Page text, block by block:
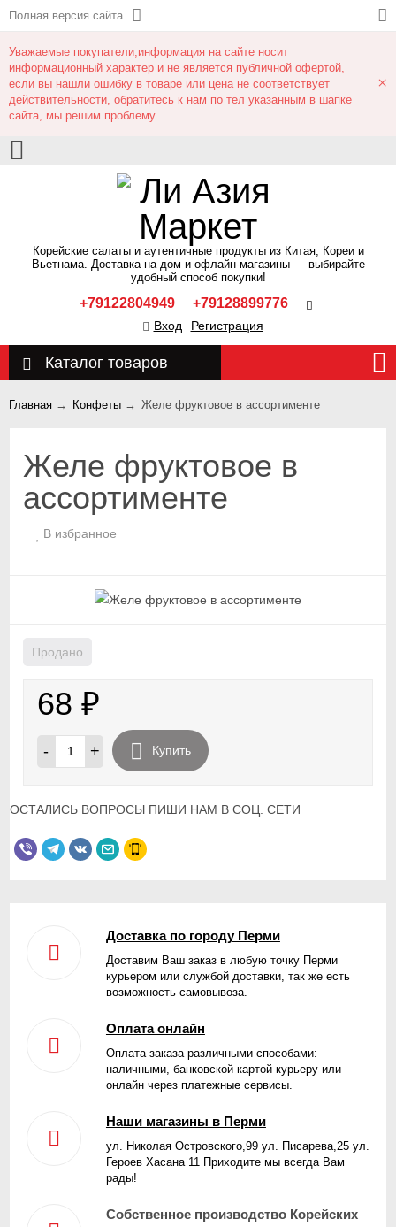
Полная версия сайта
Уважаемые покупатели,информация на сайте носит
информационный характер и не является публичной офертой,
если вы нашли ошибку в товаре или цена не соответствует
действительности, обратитесь к нам по тел указанным в шапке
сайта, мы решим проблему.
×
Корейские салаты и аутентичные продукты из Китая, Кореи и
Вьетнама. Доставка на дом и офлайн‑магазины — выбирайте
удобный способ покупки!
+79122804949 +79128899776
Вход Регистрация
Каталог товаров
Главная → Конфеты → Желе фруктовое в ассортименте
Желе фруктовое в
ассортименте
В избранное
Продано
68 ₽
- + Купить
ОСТАЛИСЬ ВОПРОСЫ ПИШИ НАМ В СОЦ. СЕТИ
Доставка по городу Перми
Доставим Ваш заказ в любую точку Перми
курьером или службой доставки, так же есть
возможность самовывоза.
Оплата онлайн
Оплата заказа различными способами:
наличными, банковской картой курьеру или
онлайн через платежные сервисы.
Наши магазины в Перми
ул. Николая Островского,99 ул. Писарева,25 ул.
Героев Хасана 11 Приходите мы всегда Вам
рады!
Собственное производство Корейских